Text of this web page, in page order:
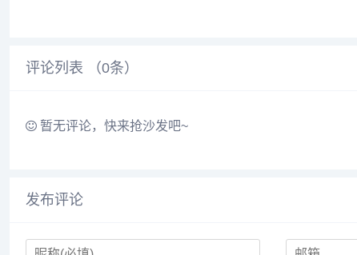
评论列表 （0条）
暂无评论，快来抢沙发吧~
发布评论